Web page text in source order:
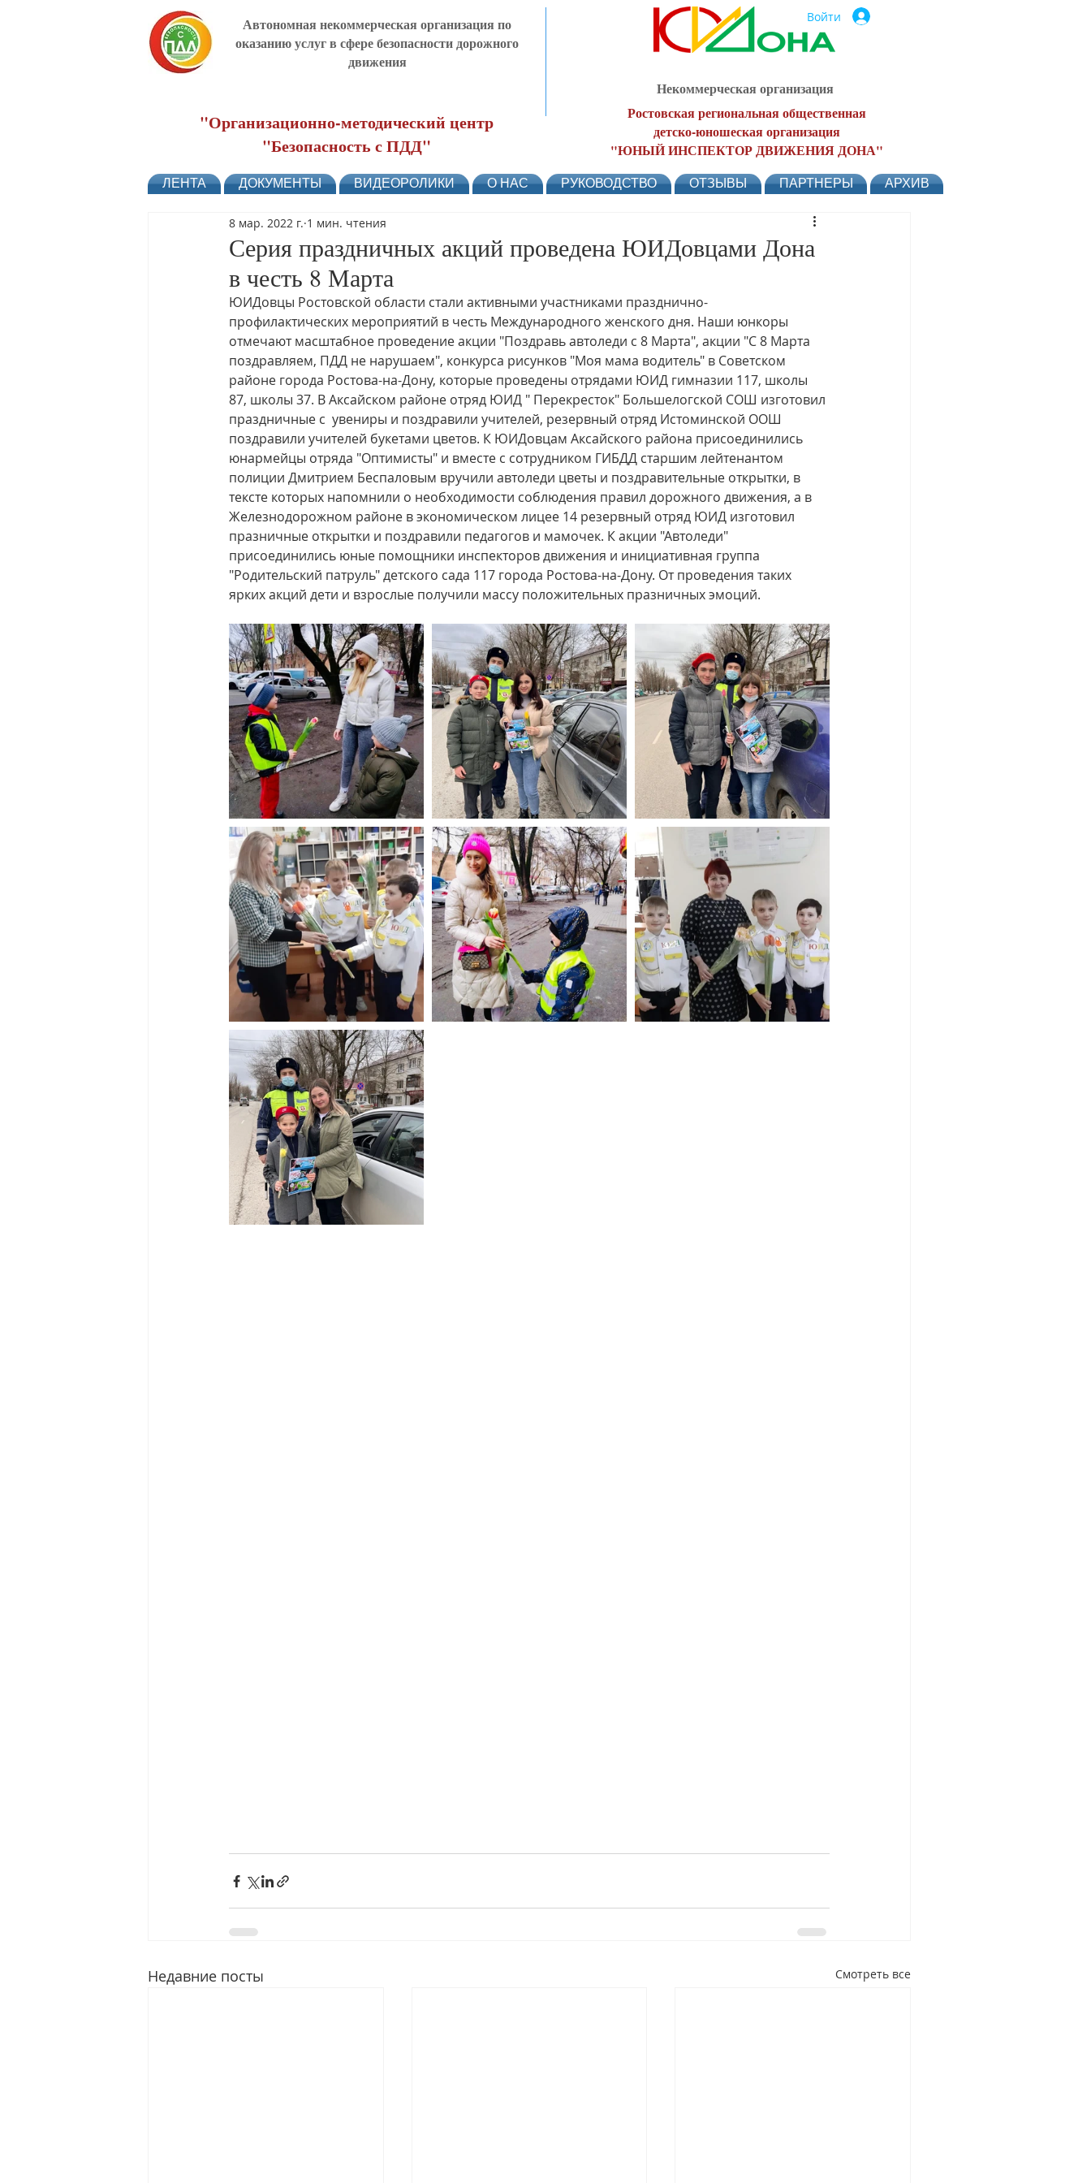
Автономная некоммерческая организация по
оказанию услуг в сфере безопасности дорожного
движения
"Организационно-методический центр
"Безопасность с ПДД"
Войти
Некоммерческая организация
Ростовская региональная общественная
детско-юношеская организация
"ЮНЫЙ ИНСПЕКТОР ДВИЖЕНИЯ ДОНА"
ЛЕНТА ДОКУМЕНТЫ ВИДЕОРОЛИКИ О НАС РУКОВОДСТВО ОТЗЫВЫ ПАРТНЕРЫ АРХИВ
Серия праздничных акций проведена ЮИДовцами Дона
в честь 8 Марта
8 мар. 2022 г. 1 мин. чтения
ЮИДовцы Ростовской области стали активными участниками празднично-
профилактических мероприятий в честь Международного женского дня. Наши юнкоры
отмечают масштабное проведение акции "Поздравь автоледи с 8 Марта", акции "С 8 Марта
поздравляем, ПДД не нарушаем", конкурса рисунков "Моя мама водитель" в Советском
районе города Ростова-на-Дону, которые проведены отрядами ЮИД гимназии 117, школы
87, школы 37. В Аксайском районе отряд ЮИД " Перекресток" Большелогской СОШ изготовил
праздничные с  увениры и поздравили учителей, резервный отряд Истоминской ООШ
поздравили учителей букетами цветов. К ЮИДовцам Аксайского района присоединились
юнармейцы отряда "Оптимисты" и вместе с сотрудником ГИБДД старшим лейтенантом
полиции Дмитрием Беспаловым вручили автоледи цветы и поздравительные открытки, в
тексте которых напомнили о необходимости соблюдения правил дорожного движения, а в
Железнодорожном районе в экономическом лицее 14 резервный отряд ЮИД изготовил
празничные открытки и поздравили педагогов и мамочек. К акции "Автоледи"
присоединились юные помощники инспекторов движения и инициативная группа
"Родительский патруль" детского сада 117 города Ростова-на-Дону. От проведения таких
ярких акций дети и взрослые получили массу положительных празничных эмоций.
Недавние посты Смотреть все